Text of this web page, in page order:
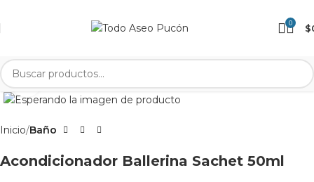
0 $
Clic para agrandar
Inicio Baño
Acondicionador Ballerina Sachet 50ml